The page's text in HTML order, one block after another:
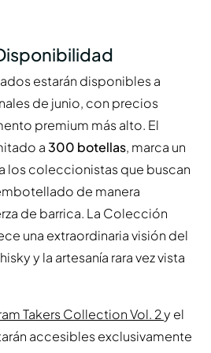
estarán disponibles a
de junio, con precios
premium más alto. El
a300 botellas, marca un
los coleccionistas que buscan
de manera
de barrica. La Colección
una extraordinaria visión del
y la artesanía rara vez vista
Takers Collection Vol. 2y el
accesibles exclusivamente